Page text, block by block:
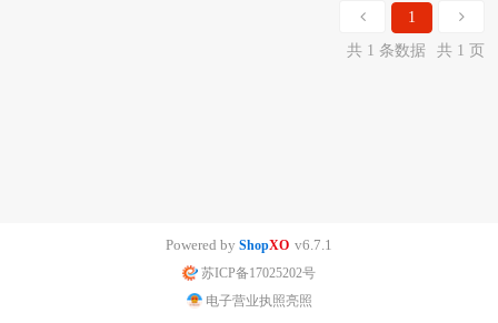
1
共 1 条数据
共 1 页
Powered by ShopXO v6.7.1
苏ICP备17025202号
电子营业执照亮照